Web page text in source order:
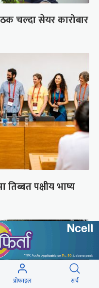
चल्दा सेयर कारोबार
तिब्बत पक्षीय भाष्य
प्रोफाइल सर्च